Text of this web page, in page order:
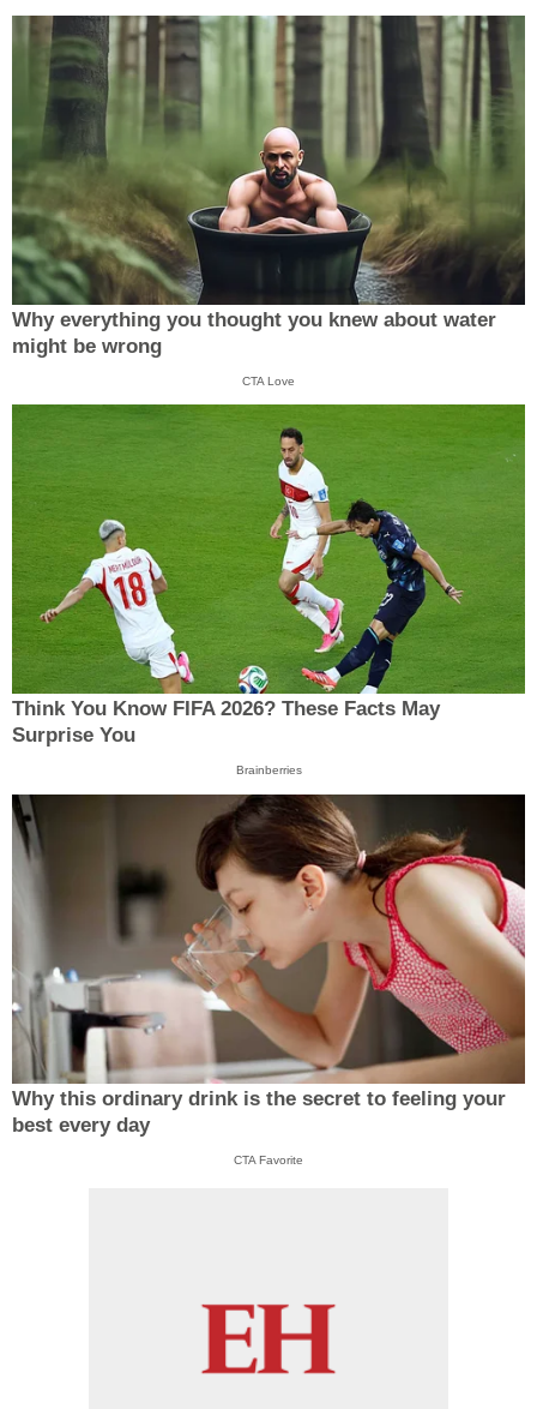
Why everything you thought you knew about water
might be wrong
CTA Love
Think You Know FIFA 2026? These Facts May
Surprise You
Brainberries
Why this ordinary drink is the secret to feeling your
best every day
CTA Favorite